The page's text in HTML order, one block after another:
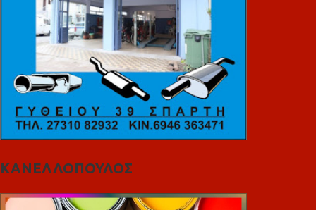
ΚΑΝΕΛΛΟΠΟΥΛΟΣ